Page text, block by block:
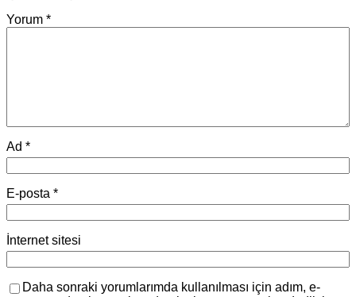
Yorum *
Ad *
E-posta *
İnternet sitesi
Daha sonraki yorumlarımda kullanılması için adım, e-